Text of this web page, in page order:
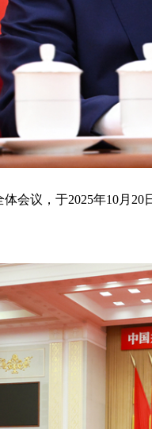
会议，于2025年10月